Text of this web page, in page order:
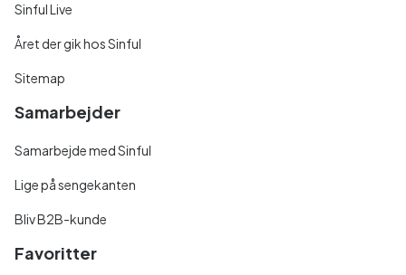
Sinful Live
Året der gik hos Sinful
Sitemap
Samarbejder
Samarbejde med Sinful
Lige på sengekanten
Bliv B2B-kunde
Favoritter